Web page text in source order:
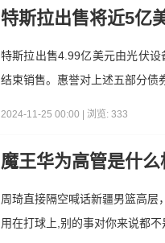
特斯拉出售将近5亿
特斯拉出售4.99亿美元由光伏
结束销售。惠誉对上述五部分债
2024-11-25 00:00 | 浏览: 333
魔王华为高管是什么
周琦直接隔空喊话新疆男篮高
用在打球上,别的事对你来说都